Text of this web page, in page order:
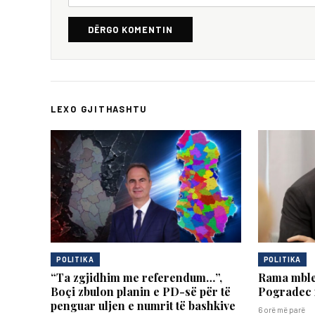
DËRGO KOMENTIN
LEXO GJITHASHTU
POLITIKA
“Ta zgjidhim me referendum…”,
Boçi zbulon planin e PD-së për të
penguar uljen e numrit të bashkive
POLITIKA
Rama
Pogradec
6 orë më parë